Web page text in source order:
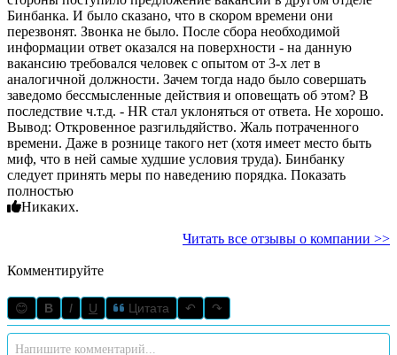
Бинбанка. И было сказано, что в скором времени они
перезвонят. Звонка не было. После сбора необходимой
информации ответ оказался на поверхности - на данную
вакансию требовался человек с опытом от 3-х лет в
аналогичной должности. Зачем тогда надо было совершать
заведомо бессмысленные действия и оповещать об этом? В
последствие ч.т.д. - HR стал уклоняться от ответа. Не хорошо.
Вывод: Откровенное разгильдяйство. Жаль потраченного
времени. Даже в рознице такого нет (хотя имеет место быть
миф, что в ней самые худшие условия труда). Бинбанку
следует принять меры по наведению порядка. Показать
полностью
Никаких.
Читать все отзывы о компании >>
Комментируйте
😊 B I U Цитата ↶ ↷